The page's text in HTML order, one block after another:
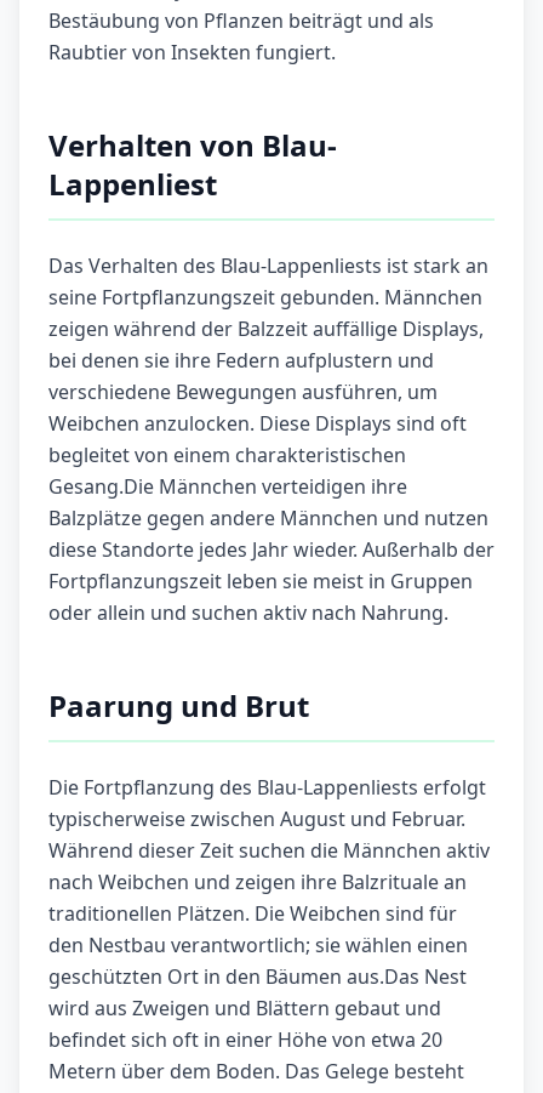
Bestäubung von Pflanzen beiträgt und als
Raubtier von Insekten fungiert.
Verhalten von Blau-
Lappenliest
Das Verhalten des Blau-Lappenliests ist stark an
seine Fortpflanzungszeit gebunden. Männchen
zeigen während der Balzzeit auffällige Displays,
bei denen sie ihre Federn aufplustern und
verschiedene Bewegungen ausführen, um
Weibchen anzulocken. Diese Displays sind oft
begleitet von einem charakteristischen
Gesang.Die Männchen verteidigen ihre
Balzplätze gegen andere Männchen und nutzen
diese Standorte jedes Jahr wieder. Außerhalb der
Fortpflanzungszeit leben sie meist in Gruppen
oder allein und suchen aktiv nach Nahrung.
Paarung und Brut
Die Fortpflanzung des Blau-Lappenliests erfolgt
typischerweise zwischen August und Februar.
Während dieser Zeit suchen die Männchen aktiv
nach Weibchen und zeigen ihre Balzrituale an
traditionellen Plätzen. Die Weibchen sind für
den Nestbau verantwortlich; sie wählen einen
geschützten Ort in den Bäumen aus.Das Nest
wird aus Zweigen und Blättern gebaut und
befindet sich oft in einer Höhe von etwa 20
Metern über dem Boden. Das Gelege besteht